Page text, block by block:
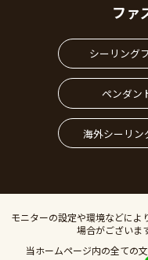
ファ
シーリング
ペンダン
海外シーリン
モニターの設定や環境などによ
場合がございま
当ホームページ内の全ての